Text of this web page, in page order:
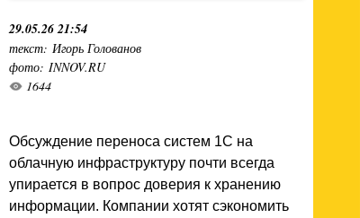
29.05.26 21:54
текст: Игорь Голованов
фото: INNOV.RU
1644
Обсуждение переноса систем 1С на
облачную инфраструктуру почти всегда
упирается в вопрос доверия к хранению
информации. Компании хотят сэкономить